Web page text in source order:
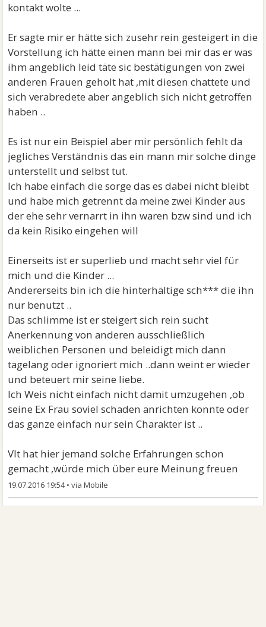
kontakt wolte ...
Er sagte mir er hätte sich zusehr rein gesteigert in die
Vorstellung ich hätte einen mann bei mir das er was
ihm angeblich leid täte sic bestätigungen von zwei
anderen Frauen geholt hat ,mit diesen chattete und
sich verabredete aber angeblich sich nicht getroffen
haben ..
Es ist nur ein Beispiel aber mir persönlich fehlt da
jegliches Verständnis das ein mann mir solche dinge
unterstellt und selbst tut.
Ich habe einfach die sorge das es dabei nicht bleibt
und habe mich getrennt da meine zwei Kinder aus
der ehe sehr vernarrt in ihn waren bzw sind und ich
da kein Risiko eingehen will
Einerseits ist er superlieb und macht sehr viel für
mich und die Kinder ...
Andererseits bin ich die hinterhältige sch*** die ihn
nur benutzt ..
Das schlimme ist er steigert sich rein sucht
Anerkennung von anderen ausschließlich
weiblichen Personen und beleidigt mich dann
tagelang oder ignoriert mich ..dann weint er wieder
und beteuert mir seine liebe.
Ich Weis nicht einfach nicht damit umzugehen ,ob
seine Ex Frau soviel schaden anrichten konnte oder
das ganze einfach nur sein Charakter ist ..
Vlt hat hier jemand solche Erfahrungen schon
gemacht ,würde mich über eure Meinung freuen
19.07.2016 19:54•